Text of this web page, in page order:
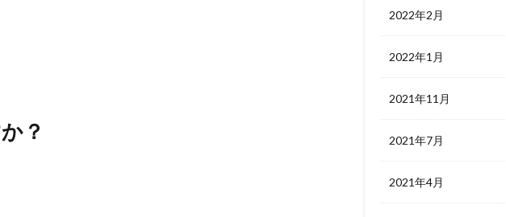
？
2022年2月
2022年1月
2021年11月
2021年7月
2021年4月